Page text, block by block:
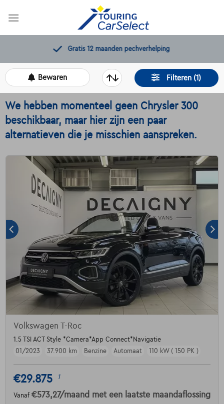
Gratis 12 maanden pechverhelping
Filteren (1)
Bewaren
We hebben momenteel geen Chrysler 300
beschikbaar, maar hier zijn een paar
alternatieven die je misschien aanspreken.
Volkswagen T-Roc
1.5 TSI ACT Style *Camera*App Connect*Navigatie
01/2023
37.900 km Benzine Automaat 110 kW ( 150 PK )
€29.875 1
Vanaf €573,27/maand met een laatste maandaflossing